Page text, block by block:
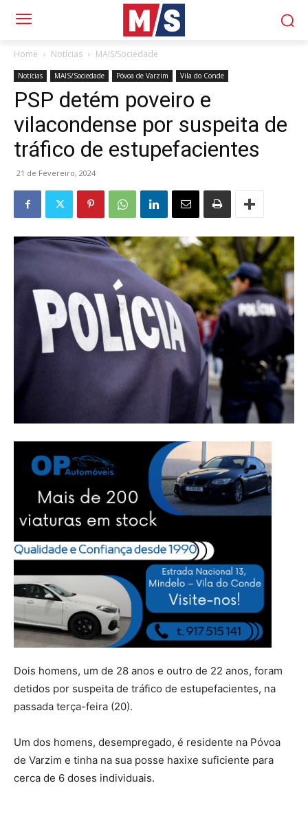
Home Notícias MAIS/Sociedade
Notícias MAIS/Sociedade Póvoa de Varzim Vila do Conde
PSP detém poveiro e
vilacondense por suspeita de
tráfico de estupefacientes
21 de Fevereiro, 2024
Dois homens, um de 28 anos e outro de 22 anos, foram
detidos por suspeita de tráfico de estupefacientes, na
passada terça-feira (20).
Um dos homens, desempregado, é residente na Póvoa
de Varzim e tinha na sua posse haxixe suficiente para
cerca de 6 doses individuais.